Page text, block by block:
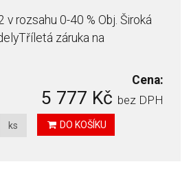
v rozsahu 0-40 % Obj. Široká
záruka na
Cena:
5 777 Kč bez DPH
ks DO KOŠÍKU